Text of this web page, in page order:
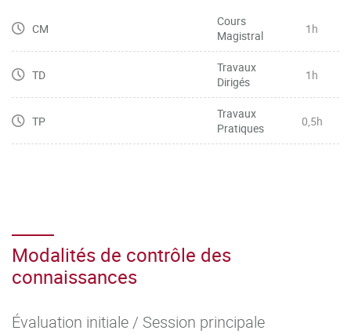
CM
Cours
Magistral
1h
TD
Travaux
Dirigés
1h
TP
Travaux
Pratiques
0,5h
Modalités de contrôle des
connaissances
Évaluation initiale / Session principale